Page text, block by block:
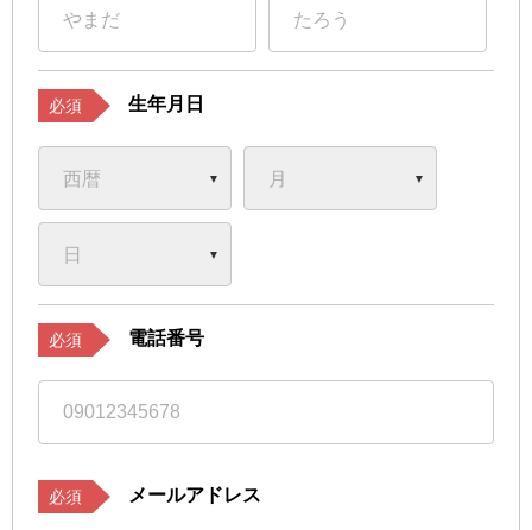
必須 生年月日
必須 電話番号
必須 メールアドレス